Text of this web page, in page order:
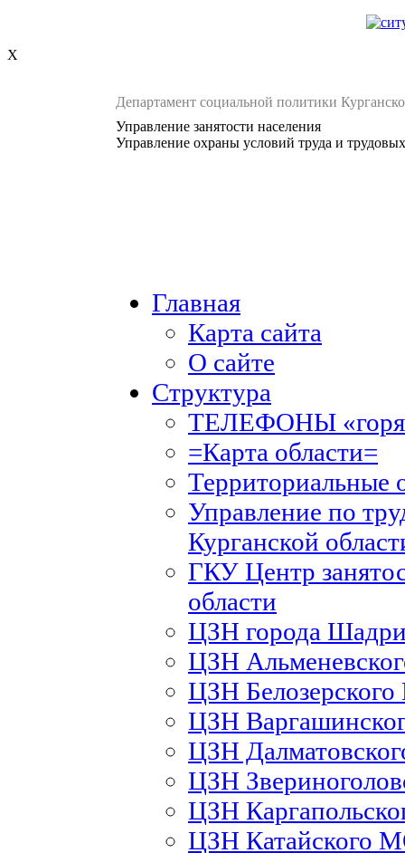
X
Департамент социальной политики
Управление занятости населения
Управление охраны условий труда и
Главная
Карта сайта
О сайте
Структура
ТЕЛЕФОНЫ
=Карта области=
Территориальные
Управление по
Курганской
ГКУ Центр
области
ЦЗН города
ЦЗН
ЦЗН
ЦЗН
ЦЗН
ЦЗН
ЦЗН
ЦЗН Катайского